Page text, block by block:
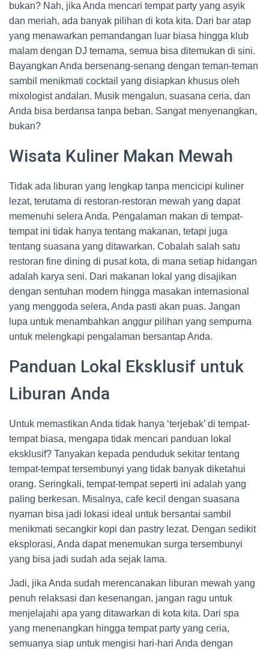
bukan? Nah, jika Anda mencari tempat party yang asyik
dan meriah, ada banyak pilihan di kota kita. Dari bar atap
yang menawarkan pemandangan luar biasa hingga klub
malam dengan DJ ternama, semua bisa ditemukan di sini.
Bayangkan Anda bersenang-senang dengan teman-teman
sambil menikmati cocktail yang disiapkan khusus oleh
mixologist andalan. Musik mengalun, suasana ceria, dan
Anda bisa berdansa tanpa beban. Sangat menyenangkan,
bukan?
Wisata Kuliner Makan Mewah
Tidak ada liburan yang lengkap tanpa mencicipi kuliner
lezat, terutama di restoran-restoran mewah yang dapat
memenuhi selera Anda. Pengalaman makan di tempat-
tempat ini tidak hanya tentang makanan, tetapi juga
tentang suasana yang ditawarkan. Cobalah salah satu
restoran fine dining di pusat kota, di mana setiap hidangan
adalah karya seni. Dari makanan lokal yang disajikan
dengan sentuhan modern hingga masakan internasional
yang menggoda selera, Anda pasti akan puas. Jangan
lupa untuk menambahkan anggur pilihan yang sempurna
untuk melengkapi pengalaman bersantap Anda.
Panduan Lokal Eksklusif untuk
Liburan Anda
Untuk memastikan Anda tidak hanya ‘terjebak’ di tempat-
tempat biasa, mengapa tidak mencari panduan lokal
eksklusif? Tanyakan kepada penduduk sekitar tentang
tempat-tempat tersembunyi yang tidak banyak diketahui
orang. Seringkali, tempat-tempat seperti ini adalah yang
paling berkesan. Misalnya, cafe kecil dengan suasana
nyaman bisa jadi lokasi ideal untuk bersantai sambil
menikmati secangkir kopi dan pastry lezat. Dengan sedikit
eksplorasi, Anda dapat menemukan surga tersembunyi
yang bisa jadi sudah ada sejak lama.
Jadi, jika Anda sudah merencanakan liburan mewah yang
penuh relaksasi dan kesenangan, jangan ragu untuk
menjelajahi apa yang ditawarkan di kota kita. Dari spa
yang menenangkan hingga tempat party yang ceria,
semuanya siap untuk mengisi hari-hari Anda dengan